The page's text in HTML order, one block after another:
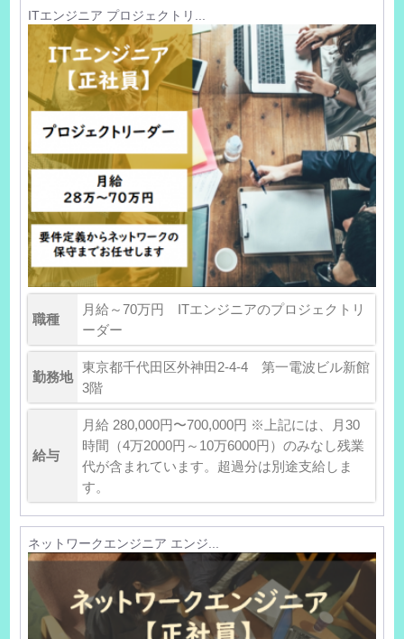
ITエンジニア プロジェクトリ...
職種
月給～70万円 ITエンジニアのプロジェクトリ
ーダー
勤務地
東京都千代田区外神田2-4-4 第一電波ビル新館
3階
給与
月給 280,000円〜700,000円 ※上記には、月30
時間（4万2000円～10万6000円）のみなし残業
代が含まれています。超過分は別途支給しま
す。
ネットワークエンジニア エンジ...